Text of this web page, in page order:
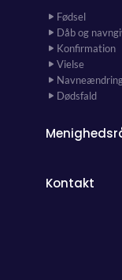
Fødsel
Dåb og
Konfirmation
Vielse
Dødsfald
Kontakt